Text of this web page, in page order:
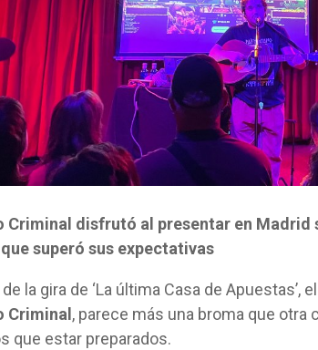
Criminal disfrutó al presentar en Madrid
superó sus expectativas
la gira de ‘La última Casa de Apuestas’,
Criminal , parece más una broma que otra
que estar preparados.